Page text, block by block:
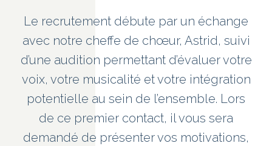
Le recrutement débute par un échange
avec notre cheffe de chœur, Astrid, suivi
d’une audition permettant d’évaluer votre
voix, votre musicalité et votre intégration
potentielle au sein de l’ensemble. Lors
de ce premier contact, il vous sera
demandé de présenter vos motivations,